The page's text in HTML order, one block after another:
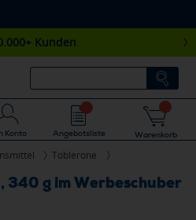
Kunden
Konto Angebotsliste Warenkorb
Toblerone
340 g im Werbeschuber